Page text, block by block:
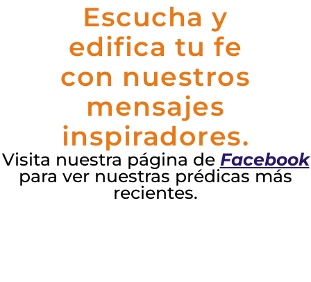
Escucha y
edifica tu fe
con nuestros
mensajes
inspiradores.
Visita nuestra página de Facebook
para ver nuestras prédicas más
recientes.